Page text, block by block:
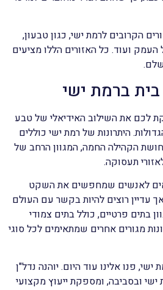
הקרובים לרמת ישי, כגון טבעון,
ועוד. כל האזורים הללו מציעים
בית ברמת ישי
לכם את השילוב האידיאלי של טבע
היתרונות של רמת ישי כוללים
הקהילה החמה, המגוון הרחב של
תעסוקה.
לאנשים שמחפשים את השקט
עדיין רוצים להיות בקשר עם העולם
בתים פרטיים, כולל בתים צמודי
מגורים אחרים שמתאימים לכל סוגי
פנו אלינו עוד היום. יוהנה נדל"ן
ובסביבה, ומספקת ייעוץ מקצועי